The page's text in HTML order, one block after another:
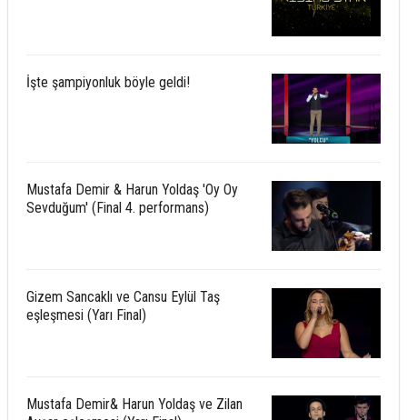
İşte şampiyonluk böyle geldi!
Mustafa Demir & Harun Yoldaş 'Oy Oy
Sevduğum' (Final 4. performans)
Gizem Sancaklı ve Cansu Eylül Taş
eşleşmesi (Yarı Final)
Mustafa Demir& Harun Yoldaş ve Zilan